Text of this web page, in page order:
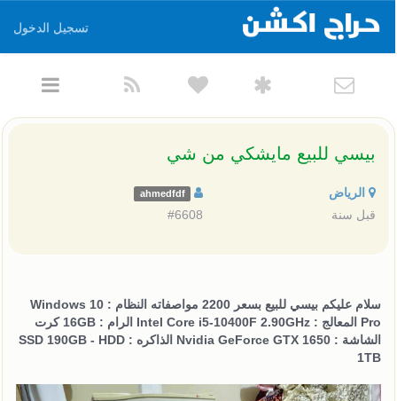
تسجيل الدخول
بيسي للبيع مايشكي من شي
الرياض ahmedfdf
قبل سنة #6608
سلام عليكم بيسي للبيع بسعر 2200 مواصفاته النظام : Windows 10
Pro المعالج : Intel Core i5-10400F 2.90GHz الرام : 16GB كرت
الشاشة : Nvidia GeForce GTX 1650 الذاكره : SSD 190GB - HDD
1TB